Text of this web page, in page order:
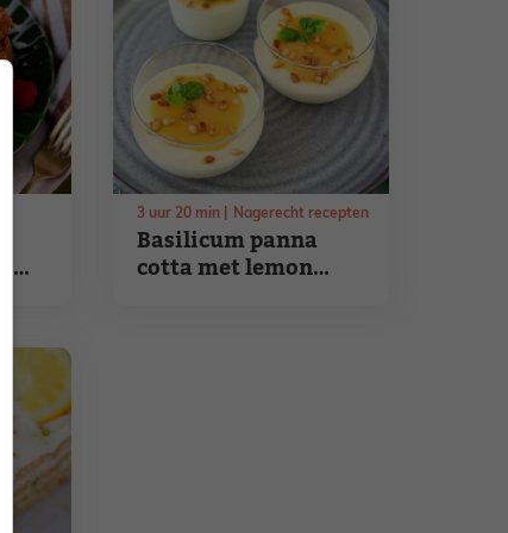
Basilicum panna
cotta met lemon
3 uur 20 min Nagerecht recepten